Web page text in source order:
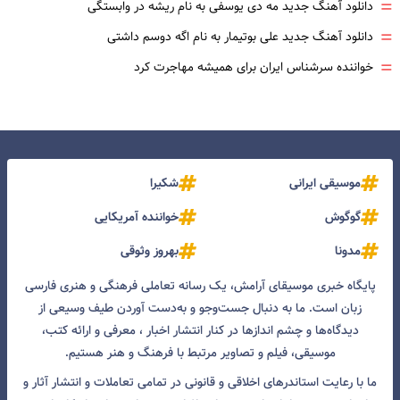
= دانلود آهنگ جدید مه دی یوسفی به نام ریشه در وابستگی
= دانلود آهنگ جدید علی بوتیمار به نام اگه دوسم داشتی
= خواننده سرشناس ایران برای همیشه مهاجرت کرد
موسیقی ایرانی
شکیرا
گوگوش
خواننده آمریکایی
مدونا
بهروز وثوقی
پایگاه خبری موسیقای آرامش، یک رسانه تعاملی فرهنگی و هنری فارسی
زبان است. ما به دنبال جست‌و‌جو و به‌دست آوردن طیف وسیعی از
دیدگاه‌ها و چشم انداز‌ها در کنار انتشار اخبار ، معرفی و ارائه کتب،
موسیقی، فیلم و تصاویر مرتبط با فرهنگ و هنر هستیم.
ما با رعایت استاندرهای اخلاقی و قانونی در تمامی تعاملات و انتشار آثار و